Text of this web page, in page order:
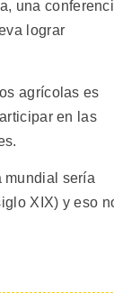
una
lograr
agrícolas es
en las
mundial sería
XIX) y eso